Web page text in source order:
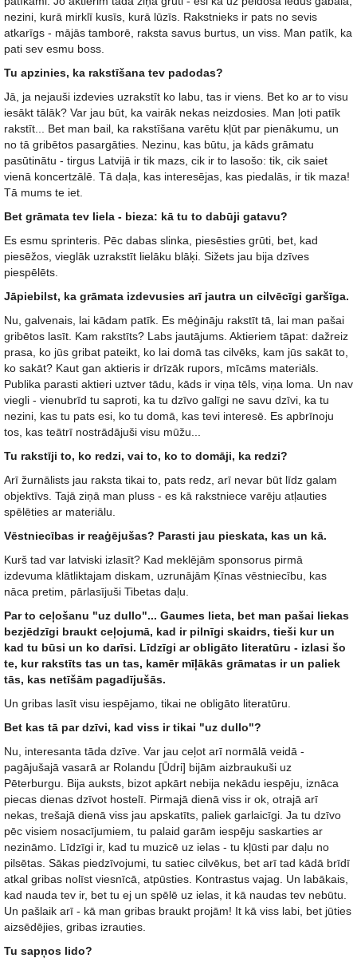
nezini, kurā mirklī kusīs, kurā lūzīs. Rakstnieks ir pats no sevis
atkarīgs - mājās tamborē, raksta savus burtus, un viss. Man patīk, ka
pati sev esmu boss.
Tu apzinies, ka rakstīšana tev padodas?
Jā, ja nejauši izdevies uzrakstīt ko labu, tas ir viens. Bet ko ar to visu
iesākt tālāk? Var jau būt, ka vairāk nekas neizdosies. Man ļoti patīk
rakstīt... Bet man bail, ka rakstīšana varētu kļūt par pienākumu, un
no tā gribētos pasargāties. Nezinu, kas būtu, ja kāds grāmatu
pasūtinātu - tirgus Latvijā ir tik mazs, cik ir to lasošo: tik, cik saiet
vienā koncertzālē. Tā daļa, kas interesējas, kas piedalās, ir tik maza!
Tā mums te iet.
Bet grāmata tev liela - bieza: kā tu to dabūji gatavu?
Es esmu sprinteris. Pēc dabas slinka, piesēsties grūti, bet, kad
piesēžos, vieglāk uzrakstīt lielāku blāķi. Sižets jau bija dzīves
piespēlēts.
Jāpiebilst, ka grāmata izdevusies arī jautra un cilvēcīgi garšīga.
Nu, galvenais, lai kādam patīk. Es mēģināju rakstīt tā, lai man pašai
gribētos lasīt. Kam rakstīts? Labs jautājums. Aktieriem tāpat: dažreiz
prasa, ko jūs gribat pateikt, ko lai domā tas cilvēks, kam jūs sakāt to,
ko sakāt? Kaut gan aktieris ir drīzāk rupors, mīcāms materiāls.
Publika parasti aktieri uztver tādu, kāds ir viņa tēls, viņa loma. Un nav
viegli - vienubrīd tu saproti, ka tu dzīvo galīgi ne savu dzīvi, ka tu
nezini, kas tu pats esi, ko tu domā, kas tevi interesē. Es apbrīnoju
tos, kas teātrī nostrādājuši visu mūžu...
Tu rakstīji to, ko redzi, vai to, ko to domāji, ka redzi?
Arī žurnālists jau raksta tikai to, pats redz, arī nevar būt līdz galam
objektīvs. Tajā ziņā man pluss - es kā rakstniece varēju atļauties
spēlēties ar materiālu.
Vēstniecības ir reaģējušas? Parasti jau pieskata, kas un kā.
Kurš tad var latviski izlasīt? Kad meklējām sponsorus pirmā
izdevuma klātliktajam diskam, uzrunājām Ķīnas vēstniecību, kas
nāca pretim, pārlasījuši Tibetas daļu.
Par to ceļošanu "uz dullo"... Gaumes lieta, bet man pašai liekas
bezjēdzīgi braukt ceļojumā, kad ir pilnīgi skaidrs, tieši kur un
kad tu būsi un ko darīsi. Līdzīgi ar obligāto literatūru - izlasi šo
te, kur rakstīts tas un tas, kamēr mīļākās grāmatas ir un paliek
tās, kas netīšām pagadījušās.
Un gribas lasīt visu iespējamo, tikai ne obligāto literatūru.
Bet kas tā par dzīvi, kad viss ir tikai "uz dullo"?
Nu, interesanta tāda dzīve. Var jau ceļot arī normālā veidā -
pagājušajā vasarā ar Rolandu [Ūdri] bijām aizbraukuši uz
Pēterburgu. Bija auksts, bizot apkārt nebija nekādu iespēju, iznāca
piecas dienas dzīvot hostelī. Pirmajā dienā viss ir ok, otrajā arī
nekas, trešajā dienā viss jau apskatīts, paliek garlaicīgi. Ja tu dzīvo
pēc visiem nosacījumiem, tu palaid garām iespēju saskarties ar
nezināmo. Līdzīgi ir, kad tu muzicē uz ielas - tu kļūsti par daļu no
pilsētas. Sākas piedzīvojumi, tu satiec cilvēkus, bet arī tad kādā brīdī
atkal gribas nolīst viesnīcā, atpūsties. Kontrastus vajag. Un labākais,
kad nauda tev ir, bet tu ej un spēlē uz ielas, it kā naudas tev nebūtu.
Un pašlaik arī - kā man gribas braukt projām! It kā viss labi, bet jūties
aizsēdējies, gribas izrauties.
Tu sapņos lido?